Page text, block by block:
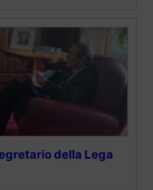
della Lega